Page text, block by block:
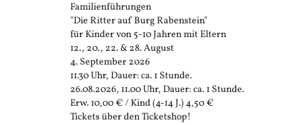
Familienführungen
"Die Ritter auf Burg Rabenstein"
für Kinder von 5-10 Jahren mit Eltern
12., 20., 22. & 28. August
4. September 2026
11.30 Uhr, Dauer: ca. 1 Stunde.
26.08.2026, 11.00 Uhr, Dauer: ca. 1 Stunde.
Erw. 10,00 € / Kind (4-14 J.) 4,50 €
Tickets über den Ticketshop!